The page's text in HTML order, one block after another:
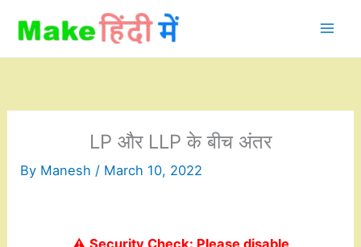
content
LP और LLP के बीच अंतर
By Manesh / March 10, 2022